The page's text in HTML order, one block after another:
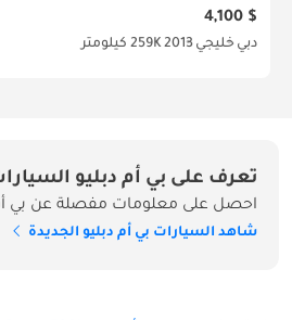
$ 4,100
دبي خليجي 2013259K كيلومتر
تعرف على بي أم دبليو
احصل على معلومات مفصلة عن بي أم
شاهد السيارات بي أم دبليو الجديدة